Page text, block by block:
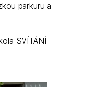
parkuru a
SVÍTÁNÍ